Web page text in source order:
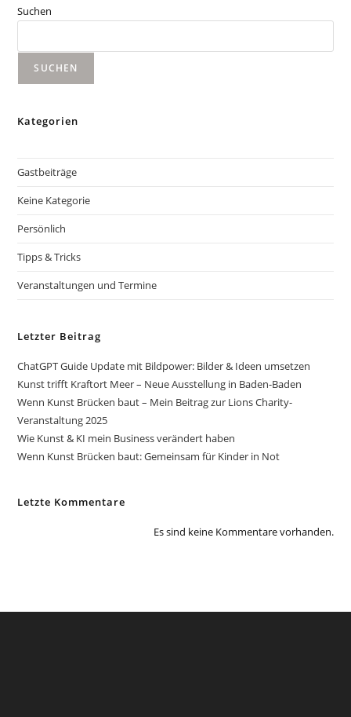
Suchen
SUCHEN
Kategorien
Gastbeiträge
Keine Kategorie
Persönlich
Tipps & Tricks
Veranstaltungen und Termine
Letzter Beitrag
ChatGPT Guide Update mit Bildpower: Bilder & Ideen umsetzen
Kunst trifft Kraftort Meer – Neue Ausstellung in Baden-Baden
Wenn Kunst Brücken baut – Mein Beitrag zur Lions Charity-
Veranstaltung 2025
Wie Kunst & KI mein Business verändert haben
Wenn Kunst Brücken baut: Gemeinsam für Kinder in Not
Letzte Kommentare
Es sind keine Kommentare vorhanden.